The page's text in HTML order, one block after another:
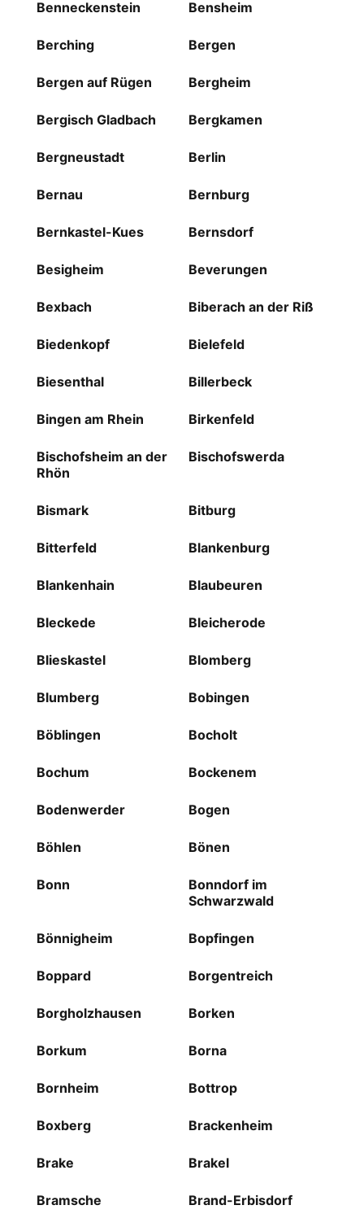
Benneckenstein Bensheim
Berching Bergen
Bergen auf Rügen Bergheim
Bergisch Gladbach Bergkamen
Bergneustadt Berlin
Bernau Bernburg
Bernkastel-Kues Bernsdorf
Besigheim Beverungen
Bexbach Biberach an der Riß
Biedenkopf Bielefeld
Biesenthal Billerbeck
Bingen am Rhein Birkenfeld
Bischofsheim an der
Rhön
Bischofswerda
Bismark Bitburg
Bitterfeld Blankenburg
Blankenhain Blaubeuren
Bleckede Bleicherode
Blieskastel Blomberg
Blumberg Bobingen
Böblingen Bocholt
Bochum Bockenem
Bodenwerder Bogen
Böhlen Bönen
Bonn
Bonndorf im
Schwarzwald
Bönnigheim Bopfingen
Boppard Borgentreich
Borgholzhausen Borken
Borkum Borna
Bornheim Bottrop
Boxberg Brackenheim
Brake Brakel
Bramsche Brand-Erbisdorf